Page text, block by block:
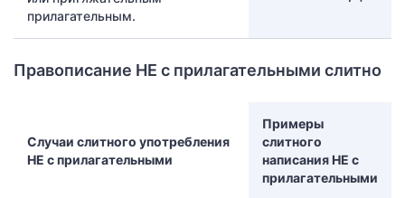
прилагательным.
Правописание НЕ с прилагательными слитно
Случаи слитного употребления
НЕ с прилагательными
Примеры
слитного
написания НЕ с
прилагательными